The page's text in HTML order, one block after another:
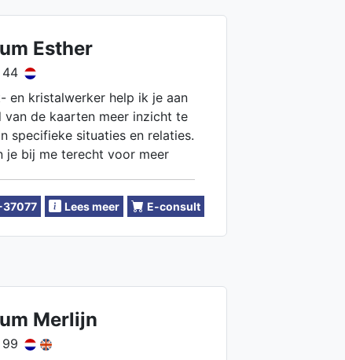
Esther
44
en kristalwerker help ik je aan
van de kaarten meer inzicht te
specifieke situaties en relaties.
je bij me terecht voor meer
Lees meer E-consult
Merlijn
99